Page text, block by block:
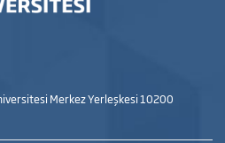
Merkez Yerleşkesi 10200